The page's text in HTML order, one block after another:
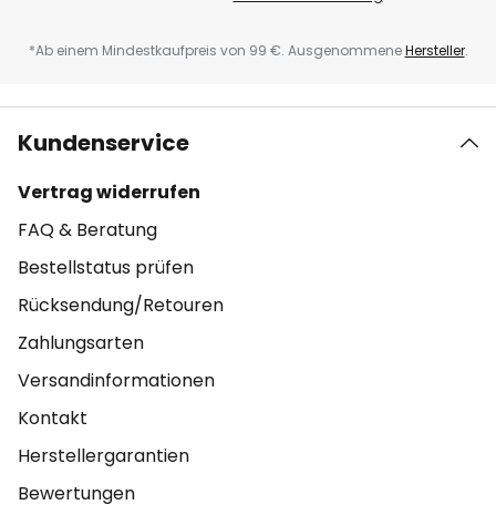
*Ab einem Mindestkaufpreis von 99 €. AusgenommeneHersteller.
Kundenservice
Vertrag widerrufen
FAQ & Beratung
Bestellstatus prüfen
Rücksendung/Retouren
Zahlungsarten
Versandinformationen
Kontakt
Herstellergarantien
Bewertungen